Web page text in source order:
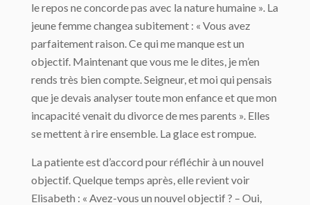
le repos ne concorde pas avec la nature humaine ». La
jeune femme changea subitement : « Vous avez
parfaitement raison. Ce qui me manque est un
objectif. Maintenant que vous me le dites, je m’en
rends très bien compte. Seigneur, et moi qui pensais
que je devais analyser toute mon enfance et que mon
incapacité venait du divorce de mes parents ». Elles
se mettent à rire ensemble. La glace est rompue.
La patiente est d’accord pour réfléchir à un nouvel
objectif. Quelque temps après, elle revient voir
Elisabeth : « Avez-vous un nouvel objectif ? – Oui,